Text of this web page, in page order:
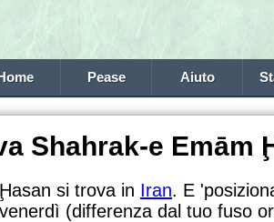
Home Pease Aiuto
Shahrak-e Emām
si trova in Iran. E
(differenza dal tuo fuso